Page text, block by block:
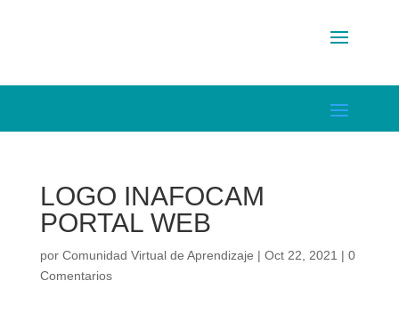
LOGO INAFOCAM
PORTAL WEB
por Comunidad Virtual de Aprendizaje | Oct 22, 2021 | 0
Comentarios